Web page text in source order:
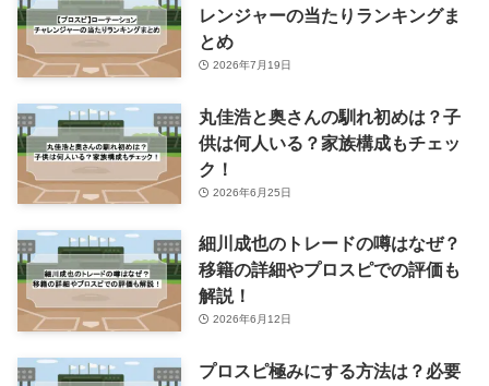
レンジャーの当たりランキングま
とめ
2026年7月19日
丸佳浩と奥さんの馴れ初めは？子
供は何人いる？家族構成もチェッ
ク！
2026年6月25日
細川成也のトレードの噂はなぜ？
移籍の詳細やプロスピでの評価も
解説！
2026年6月12日
プロスピ極みにする方法は？必要